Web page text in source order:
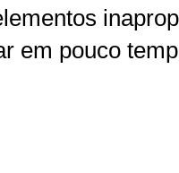
em pouco